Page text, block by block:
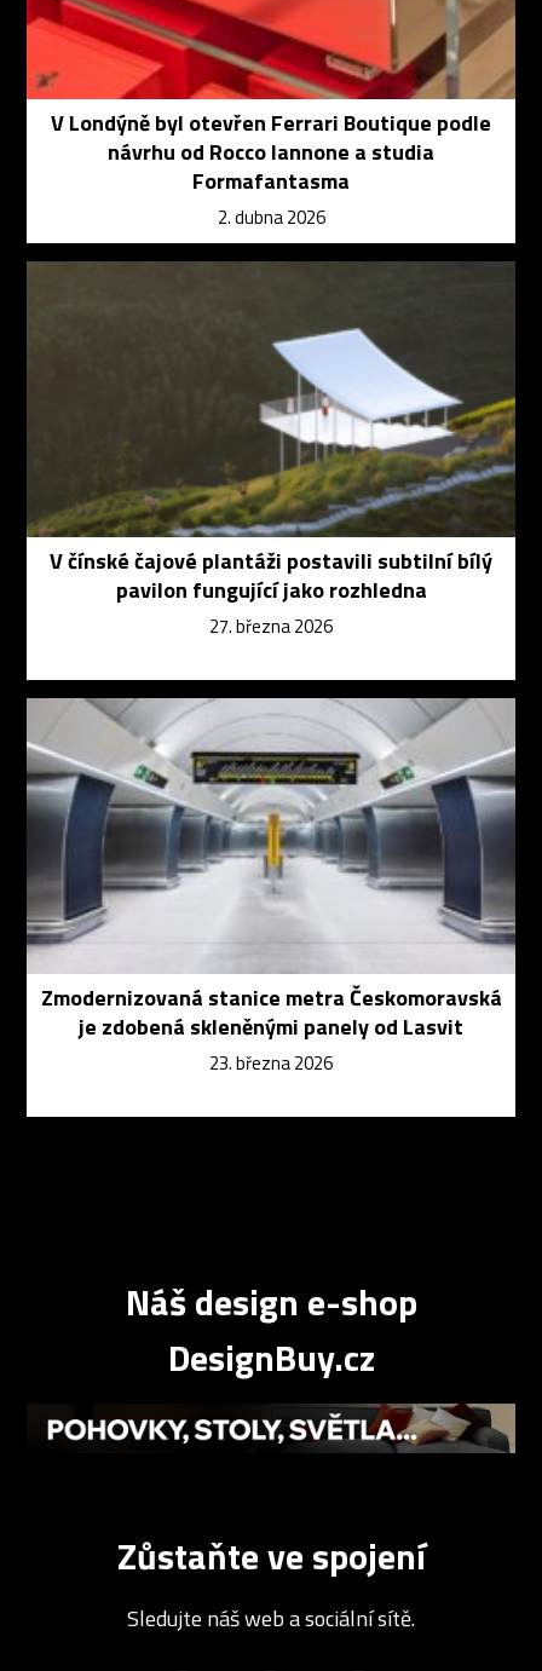
V Londýně byl otevřen Ferrari Boutique podle
návrhu od Rocco Iannone a studia
Formafantasma
2. dubna 2026
V čínské čajové plantáži postavili subtilní bílý
pavilon fungující jako rozhledna
27. března 2026
Zmodernizovaná stanice metra Českomoravská
je zdobená skleněnými panely od Lasvit
23. března 2026
Náš design e-shop
DesignBuy.cz
Zůstaňte ve spojení
Sledujte náš web a sociální sítě.